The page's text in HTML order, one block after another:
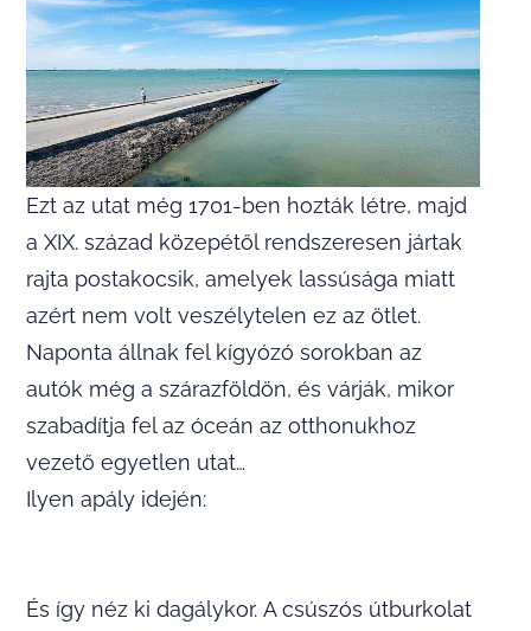
Ezt az utat még 1701-ben hozták létre, majd
a XIX. század közepétől rendszeresen jártak
rajta postakocsik, amelyek lassúsága miatt
azért nem volt veszélytelen ez az ötlet.
Naponta állnak fel kígyózó sorokban az
autók még a szárazföldön, és várják, mikor
szabadítja fel az óceán az otthonukhoz
vezető egyetlen utat…
Ilyen apály idején:
És így néz ki dagálykor. A csúszós útburkolat